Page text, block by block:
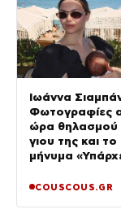
Ιωάννα
Φωτογραφίες
ώρα θηλασμού
γιου της και το
μήνυμα
αργές μέρες»
COUSCOUS.GR